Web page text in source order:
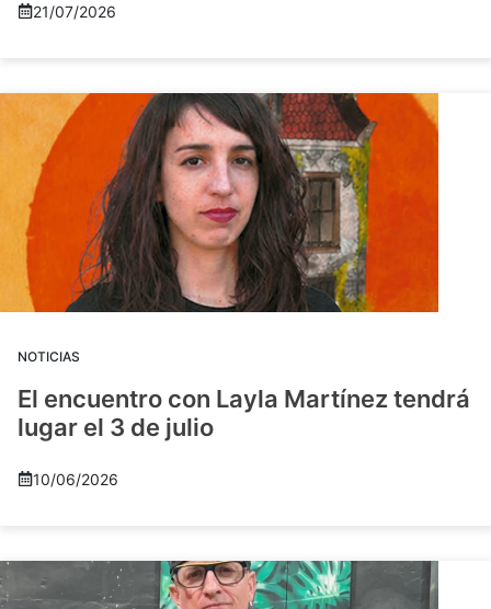
21/07/2026
NOTICIAS
El encuentro con Layla Martínez tendrá
lugar el 3 de julio
10/06/2026